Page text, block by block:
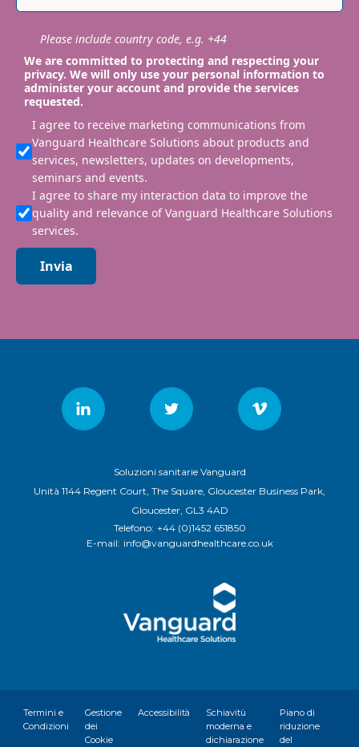
Please include country code, e.g. +44
We are committed to protecting and respecting your
privacy. We will only use your personal information to
administer your account and provide the services
requested.
I agree to receive marketing communications from
Vanguard Healthcare Solutions about products and
services, newsletters, updates on developments,
seminars and events.
I agree to share my interaction data to improve the
quality and relevance of Vanguard Healthcare Solutions
services.
Invia
Soluzioni sanitarie Vanguard
Unità 1144 Regent Court, The Square, Gloucester Business Park,
Gloucester, GL3 4AD
Telefono: +44 (0)1452 651850
E-mail: info@vanguardhealthcare.co.uk
Termini e
Condizioni
Gestione
dei
Cookie
Accessibilità
Schiavitù
moderna e
dichiarazione
Piano di
riduzione
del